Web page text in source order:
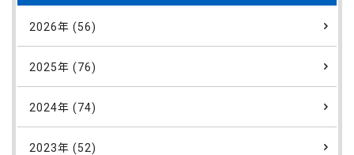
2026年 (56)
2025年 (76)
2024年 (74)
2023年 (52)